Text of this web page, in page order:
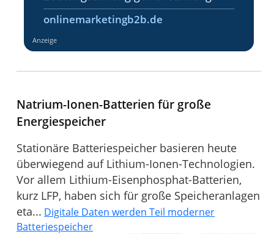
onlinemarketingb2b.de
Anzeige
Natrium-Ionen-Batterien für große
Energiespeicher
Stationäre Batteriespeicher basieren heute
überwiegend auf Lithium-Ionen-Technologien.
Vor allem Lithium-Eisenphosphat-Batterien,
kurz LFP, haben sich für große Speicheranlagen
eta... Digitale Daten werden Teil moderner
Batteriespeicher